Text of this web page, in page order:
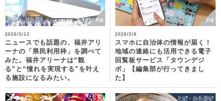
2026/5/13
ニュースでも話題の、福井アリ
ーナの「県民利用枠」を調べて
みた。福井アリーナは“観
る”と“憧れを実現する”を叶え
る施設になるみたい。
2026/5/8
スマホに自治体の情報が届く！
地域の連絡にも活用できる電子
回覧板サービス「タウンデジ
ボ」【編集部が行ってきまし
た】